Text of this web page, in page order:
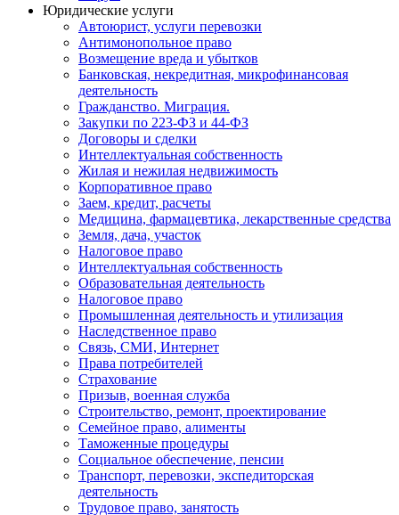
Юридические услуги
Автоюрист, услуги перевозки
Антимонопольное право
Возмещение вреда и убытков
Банковская, некредитная, микрофинансовая
деятельность
Гражданство. Миграция.
Закупки по 223-ФЗ и 44-ФЗ
Договоры и сделки
Интеллектуальная собственность
Жилая и нежилая недвижимость
Корпоративное право
Заем, кредит, расчеты
Медицина, фармацевтика, лекарственные средства
Земля, дача, участок
Налоговое право
Интеллектуальная собственность
Образовательная деятельность
Налоговое право
Промышленная деятельность и утилизация
Наследственное право
Связь, СМИ, Интернет
Права потребителей
Страхование
Призыв, военная служба
Строительство, ремонт, проектирование
Семейное право, алименты
Таможенные процедуры
Социальное обеспечение, пенсии
Транспорт, перевозки, экспедиторская
деятельность
Трудовое право, занятость